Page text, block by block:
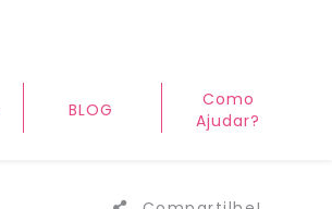
BLOG
Como
Ajudar?ㅤ